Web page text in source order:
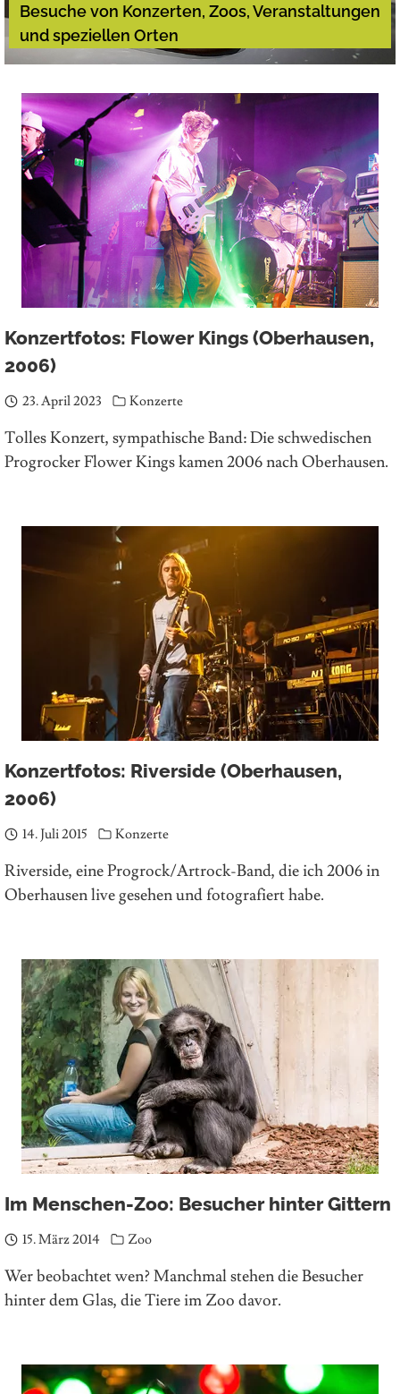
Besuche von Konzerten, Zoos, Veranstaltungen
und speziellen Orten
Konzertfotos: Flower Kings (Oberhausen,
2006)
23. April 2023 Konzerte
Tolles Konzert, sympathische Band: Die schwedischen
Progrocker Flower Kings kamen 2006 nach Oberhausen.
Konzertfotos: Riverside (Oberhausen,
2006)
14. Juli 2015 Konzerte
Riverside, eine Progrock/Artrock-Band, die ich 2006 in
Oberhausen live gesehen und fotografiert habe.
Im Menschen-Zoo: Besucher hinter Gittern
15. März 2014 Zoo
Wer beobachtet wen? Manchmal stehen die Besucher
hinter dem Glas, die Tiere im Zoo davor.